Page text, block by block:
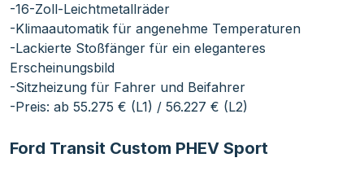
-16-Zoll-Leichtmetallräder
-Klimaautomatik für angenehme Temperaturen
-Lackierte Stoßfänger für ein eleganteres
Erscheinungsbild
-Sitzheizung für Fahrer und Beifahrer
-Preis: ab 55.275 € (L1) / 56.227 € (L2)
Ford Transit Custom PHEV Sport